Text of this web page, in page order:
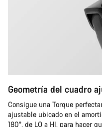
Geometría del cuadro
Consigue una Torque
ajustable ubicado en el
180°, de LO a HI, para hacer